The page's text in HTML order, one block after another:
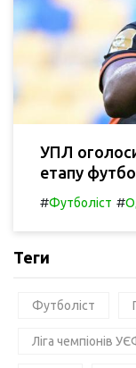
УПЛ
етапу
#Футболіст #
Теги
Футболіст
Ліга чемпіонів